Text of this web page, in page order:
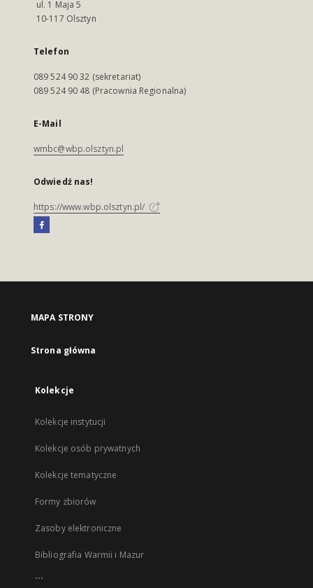
ul. 1 Maja 5
10-117 Olsztyn
Telefon
089 524 90 32 (sekretariat)
089 524 90 48 (Pracownia Regionalna)
E-Mail
wmbc@wbp.olsztyn.pl
Odwiedź nas!
https://www.wbp.olsztyn.pl/
MAPA STRONY
Strona główna
Kolekcje
Kolekcje instytucji
Kolekcje osób prywatnych
Kolekcje tematyczne
Formy zbiorów
Zasoby elektroniczne
Bibliografia Warmii i Mazur
...